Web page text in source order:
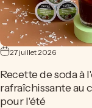
27 juillet 2026
Recette de soda à
rafraîchissante au
pour l'été